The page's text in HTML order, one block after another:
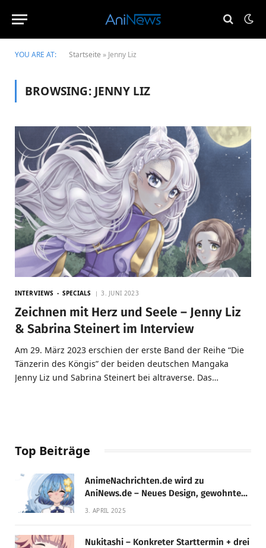
YOU ARE AT: Startseite » Jenny Liz
BROWSING: JENNY LIZ
INTERVIEWS SPECIALS 3. JUNI 2023
Zeichnen mit Herz und Seele – Jenny Liz
& Sabrina Steinert im Interview
Am 29. März 2023 erschien der erste Band der Reihe “Die
Tänzerin des Köngis” der beiden deutschen Mangaka
Jenny Liz und Sabrina Steinert bei altraverse. Das…
Top Beiträge
AnimeNachrichten.de wird zu
AniNews.de – Neues Design, gewohnte
Qualität!
3. APRIL 2025
Nukitashi – Konkreter Starttermin + drei